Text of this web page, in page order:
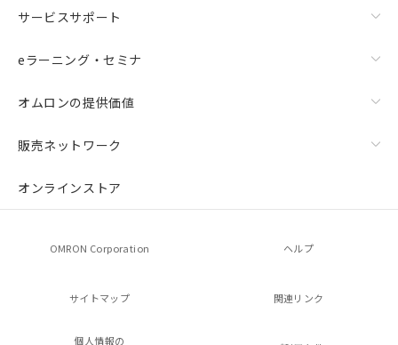
サービスサポート
eラーニング・セミナ
オムロンの提供価値
販売ネットワーク
オンラインストア
OMRON Corporation ヘルプ
サイトマップ 関連リンク
個人情報の